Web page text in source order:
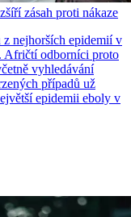
zásah proti nákaze
nejhorších epidemií v
Afričtí odborníci proto
vyhledávání
případů už
epidemii eboly v